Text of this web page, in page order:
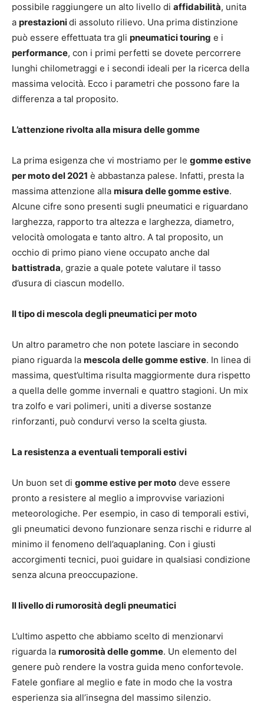
possibile raggiungere un alto livello di affidabilità, unita
a prestazionidi assoluto rilievo. Una prima distinzione
può essere effettuata tra gli pneumatici touring e i
performance, con i primi perfetti se dovete percorrere
lunghi chilometraggi e i secondi ideali per la ricerca della
massima velocità. Ecco i parametri che possono fare la
differenza a tal proposito.
L’attenzione rivolta alla misura delle gomme
La prima esigenza che vi mostriamo per le gomme estive
per moto del 2021 è abbastanza palese. Infatti, presta la
massima attenzione alla misura delle gomme estive.
Alcune cifre sono presenti sugli pneumatici e riguardano
larghezza, rapporto tra altezza e larghezza, diametro,
velocità omologata e tanto altro. A tal proposito, un
occhio di primo piano viene occupato anche dal
battistrada, grazie a quale potete valutare il tasso
d’usura di ciascun modello.
Il tipo di mescola degli pneumatici per moto
Un altro parametro che non potete lasciare in secondo
piano riguarda la mescola delle gomme estive. In linea di
massima, quest’ultima risulta maggiormente dura rispetto
a quella delle gomme invernali e quattro stagioni. Un mix
tra zolfo e vari polimeri, uniti a diverse sostanze
rinforzanti, può condurvi verso la scelta giusta.
La resistenza a eventuali temporali estivi
Un buon set di gomme estive per moto deve essere
pronto a resistere al meglio a improvvise variazioni
meteorologiche. Per esempio, in caso di temporali estivi,
gli pneumatici devono funzionare senza rischi e ridurre al
minimo il fenomeno dell’aquaplaning. Con i giusti
accorgimenti tecnici, puoi guidare in qualsiasi condizione
senza alcuna preoccupazione.
Il livello di rumorosità degli pneumatici
L’ultimo aspetto che abbiamo scelto di menzionarvi
riguarda la rumorosità delle gomme. Un elemento del
genere può rendere la vostra guida meno confortevole.
Fatele gonfiare al meglio e fate in modo che la vostra
esperienza sia all’insegna del massimo silenzio.